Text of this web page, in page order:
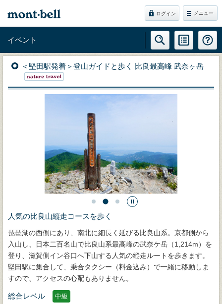
ログイン メニュー
イベント
＜堅田駅発着＞登山ガイドと歩く 比良最高峰 武奈ヶ岳
人気の比良山縦走コースを歩く
琵琶湖の西側にあり、南北に細長く延びる比良山系。京都側から
入山し、日本二百名山で比良山系最高峰の武奈ケ岳（1,214m）を
登り、滋賀側イン谷口へ下山する人気の縦走ルートを歩きます。
堅田駅に集合して、乗合タクシー（料金込み）で一緒に移動しま
すので、アクセスの心配もありません。
総合レベル 中級